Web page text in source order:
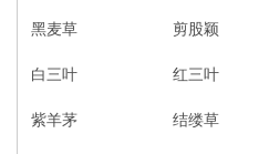
黑麦草 剪股颖
白三叶 红三叶
紫羊茅 结缕草